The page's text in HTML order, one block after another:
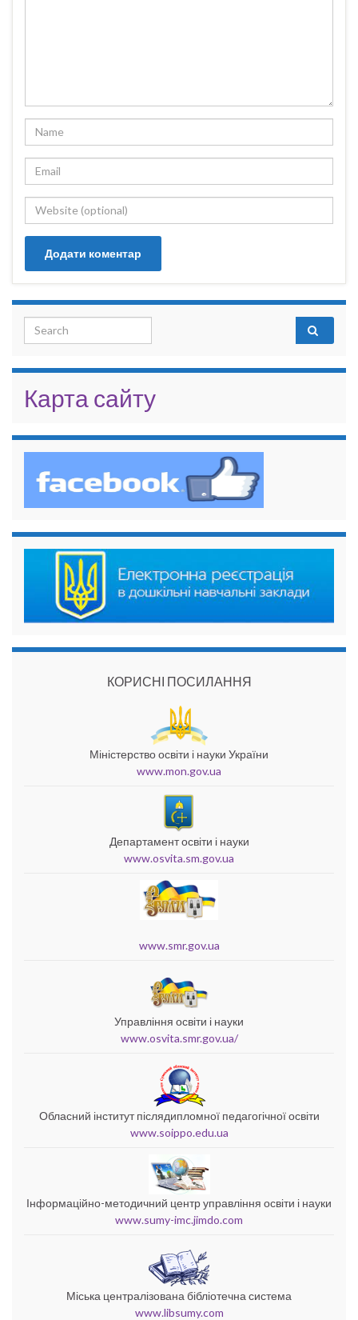
Search for:
Карта сайту
КОРИСНІ ПОСИЛАННЯ
Міністерство освіти і науки України
www.mon.gov.ua
Департамент освіти і науки
www.osvita.sm.gov.ua
www.smr.gov.ua
Управління освіти і науки
www.osvita.smr.gov.ua/
Обласний інститут післядипломної педагогічної освіти
www.soippo.edu.ua
Інформаційно-методичний центр управління освіти і науки
www.sumy-imc.jimdo.com
Міська централізована бібліотечна система
www.libsumy.com